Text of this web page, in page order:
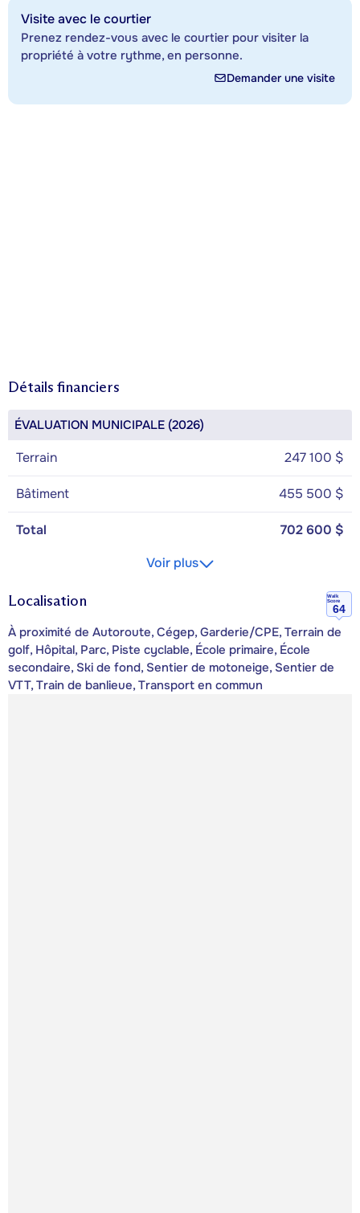
Visite avec le courtier
Prenez rendez-vous avec le courtier pour visiter la
propriété à votre rythme, en personne.
Demander une visite
Détails financiers
ÉVALUATION MUNICIPALE (2026)
Terrain 247 100 $
Bâtiment 455 500 $
Total
702 600 $
Voir plus
Localisation
Walk
Score
64
À proximité de Autoroute, Cégep, Garderie/CPE, Terrain de
golf, Hôpital, Parc, Piste cyclable, École primaire, École
secondaire, Ski de fond, Sentier de motoneige, Sentier de
VTT, Train de banlieue, Transport en commun